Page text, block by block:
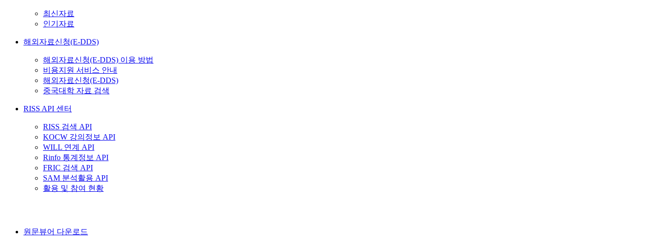
최신자료
인기자료
해외자료신청(E-DDS)
해외자료신청(E-DDS) 이용 방법
비용지원 서비스 안내
해외자료신청(E-DDS)
중국대학 자료 검색
RISS API 센터
RISS 검색 API
KOCW 강의정보 API
WILL 연계 API
Rinfo 통계정보 API
FRIC 검색 API
SAM 분석활용 API
활용 및 참여 현황
원문뷰어 다운로드